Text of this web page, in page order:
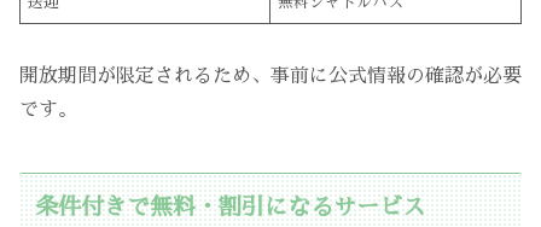
開放期間が限定されるため、事前に公式情報の確認が必要
です。
条件付きで無料・割引になるサービス